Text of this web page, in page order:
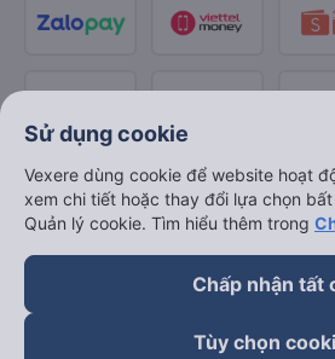
Sử dụng cookie
Vexere dùng cookie để website hoạt
xem chi tiết hoặc thay đổi lựa chọn
Quản lý cookie. Tìm hiểu thêm trong
Chấp nhận tất
Tùy chọn